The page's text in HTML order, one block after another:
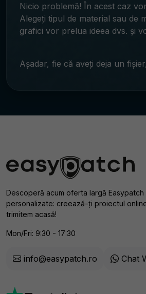
Nicio problemă! În acest caz
Alegeți tipul de material sau de
grafici vor prelua ideea dvs. și
Așadar, fie că aveți deja un
Descoperă acum oferta largă
personalizate: creează-ți proiectul
trimitem acasă!
Mon/Fri: 9:30 - 17:30
info@easypatch.ro Chat